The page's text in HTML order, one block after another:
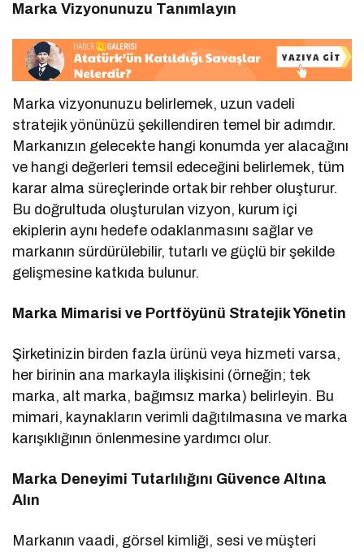
Marka Vizyonunuzu Tanımlayın
Marka vizyonunuzu belirlemek, uzun vadeli
stratejik yönünüzü şekillendiren temel bir adımdır.
Markanızın gelecekte hangi konumda yer alacağını
ve hangi değerleri temsil edeceğini belirlemek, tüm
karar alma süreçlerinde ortak bir rehber oluşturur.
Bu doğrultuda oluşturulan vizyon, kurum içi
ekiplerin aynı hedefe odaklanmasını sağlar ve
markanın sürdürülebilir, tutarlı ve güçlü bir şekilde
gelişmesine katkıda bulunur.
Marka Mimarisi ve Portföyünü Stratejik Yönetin
Şirketinizin birden fazla ürünü veya hizmeti varsa,
her birinin ana markayla ilişkisini (örneğin; tek
marka, alt marka, bağımsız marka) belirleyin. Bu
mimari, kaynakların verimli dağıtılmasına ve marka
karışıklığının önlenmesine yardımcı olur.
Marka Deneyimi Tutarlılığını Güvence Altına
Alın
Markanın vaadi, görsel kimliği, sesi ve müşteri